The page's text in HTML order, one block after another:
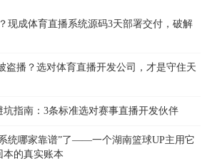
现成体育直播系统源码3天部署交付，破解
盗播？选对体育直播开发公司，才是守住天
指南：3条标准选对赛事直播开发伙伴
统哪家靠谱”了——一个湖南篮球UP主用它
本的真实账本